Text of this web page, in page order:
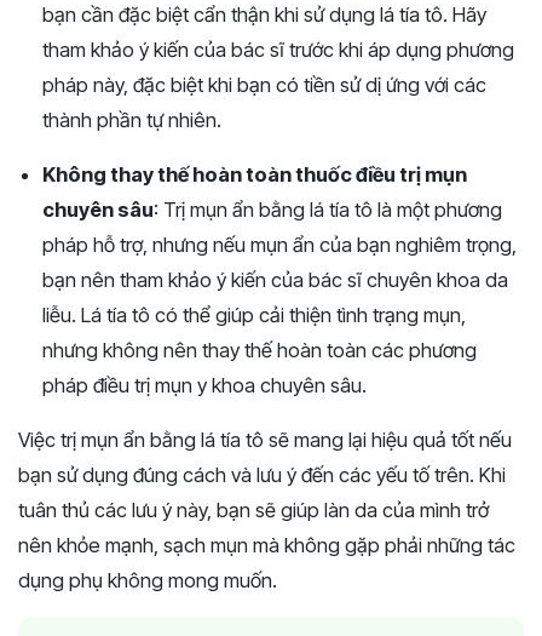
bạn cần đặc biệt cẩn thận khi sử dụng lá tía tô. Hãy
tham khảo ý kiến của bác sĩ trước khi áp dụng phương
pháp này, đặc biệt khi bạn có tiền sử dị ứng với các
thành phần tự nhiên.
Không thay thế hoàn toàn thuốc điều trị mụn
chuyên sâu: Trị mụn ẩn bằng lá tía tô là một phương
pháp hỗ trợ, nhưng nếu mụn ẩn của bạn nghiêm trọng,
bạn nên tham khảo ý kiến của bác sĩ chuyên khoa da
liễu. Lá tía tô có thể giúp cải thiện tình trạng mụn,
nhưng không nên thay thế hoàn toàn các phương
pháp điều trị mụn y khoa chuyên sâu.
Việc trị mụn ẩn bằng lá tía tô sẽ mang lại hiệu quả tốt nếu
bạn sử dụng đúng cách và lưu ý đến các yếu tố trên. Khi
tuân thủ các lưu ý này, bạn sẽ giúp làn da của mình trở
nên khỏe mạnh, sạch mụn mà không gặp phải những tác
dụng phụ không mong muốn.